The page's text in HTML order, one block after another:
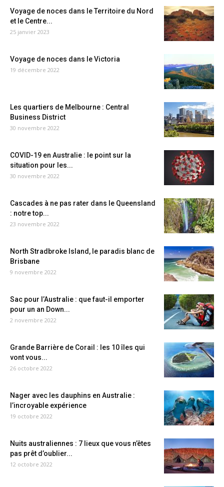
Voyage de noces dans le Territoire du Nord
et le Centre...
25 janvier 2023
Voyage de noces dans le Victoria
19 décembre 2022
Les quartiers de Melbourne : Central
Business District
30 novembre 2022
COVID-19 en Australie : le point sur la
situation pour les...
30 novembre 2022
Cascades à ne pas rater dans le Queensland
: notre top...
23 novembre 2022
North Stradbroke Island, le paradis blanc de
Brisbane
9 novembre 2022
Sac pour l’Australie : que faut-il emporter
pour un an Down...
2 novembre 2022
Grande Barrière de Corail : les 10 îles qui
vont vous...
26 octobre 2022
Nager avec les dauphins en Australie :
l’incroyable expérience
19 octobre 2022
Nuits australiennes : 7 lieux que vous n’êtes
pas prêt d’oublier...
12 octobre 2022